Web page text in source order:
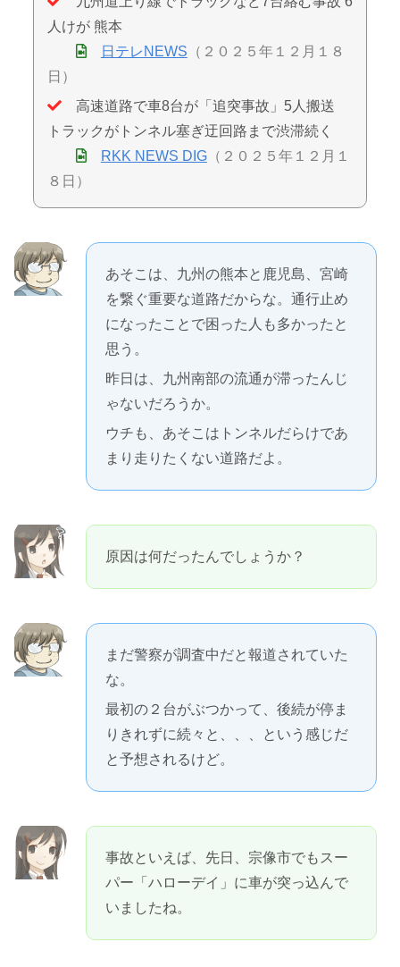
人けが 熊本
日テレNEWS （２０２５年１２月１８
日）
高速道路で車8台が「追突事故」5人搬送
トラックがトンネル塞ぎ迂回路まで渋滞続く
RKK NEWS DIG（２０２５年１２月１
８日）
あそこは、九州の熊本と鹿児島、宮崎
を繋ぐ重要な道路だからな。通行止め
になったことで困った人も多かったと
思う。
昨日は、九州南部の流通が滞ったんじ
ゃないだろうか。
ウチも、あそこはトンネルだらけであ
まり走りたくない道路だよ。
原因は何だったんでしょうか？
まだ警察が調査中だと報道されていた
な。
最初の２台がぶつかって、後続が停ま
りきれずに続々と、、、という感じだ
と予想されるけど。
事故といえば、先日、宗像市でもスー
パー「ハローデイ」に車が突っ込んで
いましたね。